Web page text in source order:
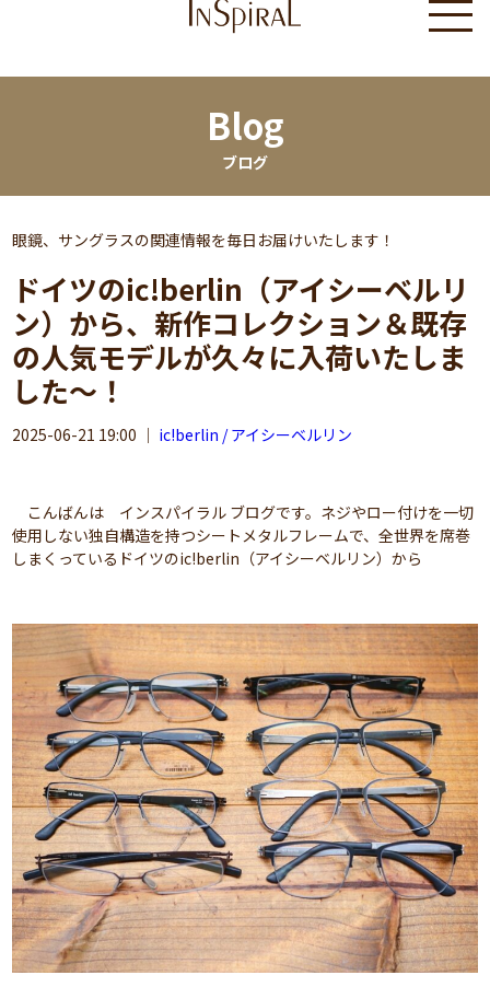
Blog
ブログ
眼鏡、サングラスの関連情報を毎日お届けいたします！
ドイツのic!berlin（アイシーベルリ
ン）から、新作コレクション＆既存
の人気モデルが久々に入荷いたしま
した～！
2025-06-21 19:00 ｜ ic!berlin / アイシーベルリン
こんばんは インスパイラル ブログです。ネジやロー付けを一切
使用しない独自構造を持つシートメタルフレームで、全世界を席巻
しまくっているドイツのic!berlin（アイシーベルリン）から